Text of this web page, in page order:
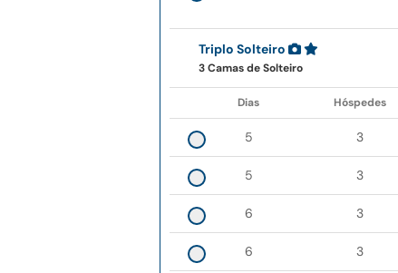
Triplo Solteiro
3 Camas de Solteiro
Dias Hóspedes
5 3
5 3
6 3
6 3